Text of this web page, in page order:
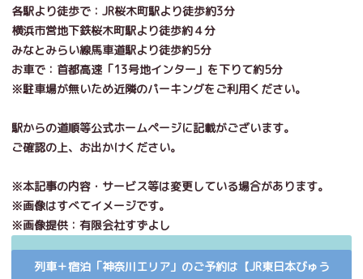
各駅より徒歩で： JR桜木町駅より徒歩約3分
横浜市営地下鉄桜木町駅より徒歩約４分
みなとみらい線馬車道駅より徒歩約5分
お車で：首都高速「13号地インター」を下りて約5分
※駐車場が無いため近隣のパーキングをご利用ください。
駅からの道順等公式ホームページに記載がございます。
ご確認の上、お出かけください。
※本記事の内容・サービス等は変更している場合があります。
※画像はすべてイメージです。
※画像提供：有限会社すずよし
列車＋宿泊「神奈川エリア」のご予約は【JR東日本びゅう